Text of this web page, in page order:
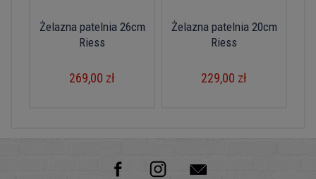
Żelazna patelnia 26cm
Riess
269,00 zł
Żelazna patelnia 20cm
Riess
229,00 zł